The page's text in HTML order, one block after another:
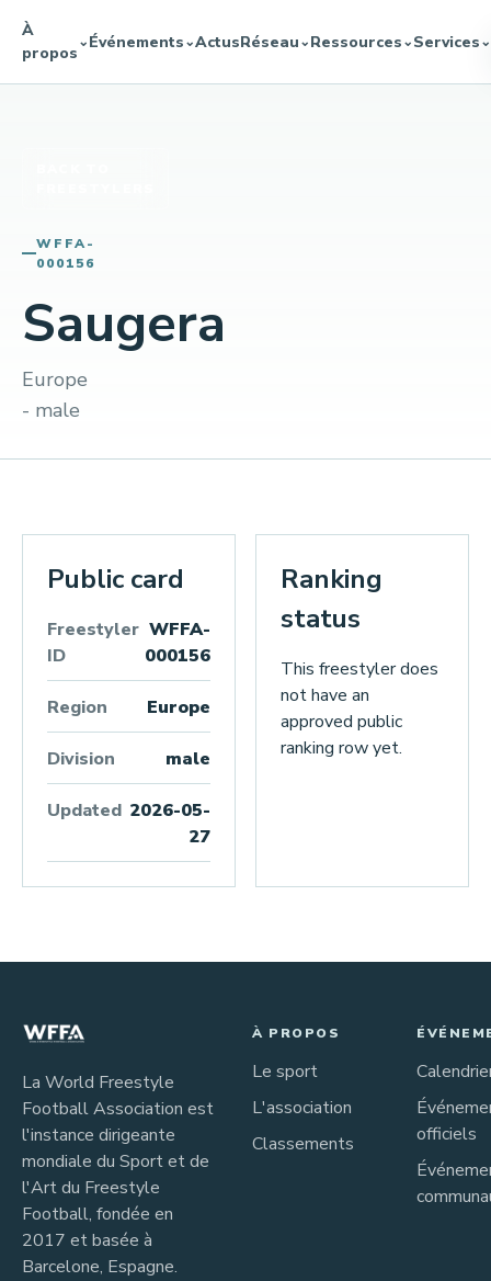
À
propos
⌄Événements⌄ActusRéseau⌄Ressources⌄Services⌄
WFFA-
000156
Saugera
Europe
- male
Public card
Freestyler
ID
WFFA-
000156
Region Europe
Division male
Updated 2026-05-
27
Ranking
status
This freestyler does
not have an
approved public
ranking row yet.
La World Freestyle
Football Association est
l'instance dirigeante
mondiale du Sport et de
l'Art du Freestyle
Football, fondée en
2017 et basée à
Barcelone, Espagne.
À PROPOS
Le sport
L'association
Classements
officiels